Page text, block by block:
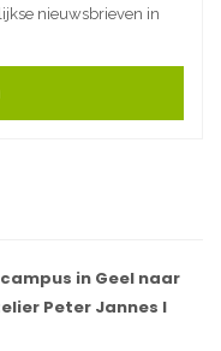
nieuwsbrieven in
in Geel naar
Peter Jannes I